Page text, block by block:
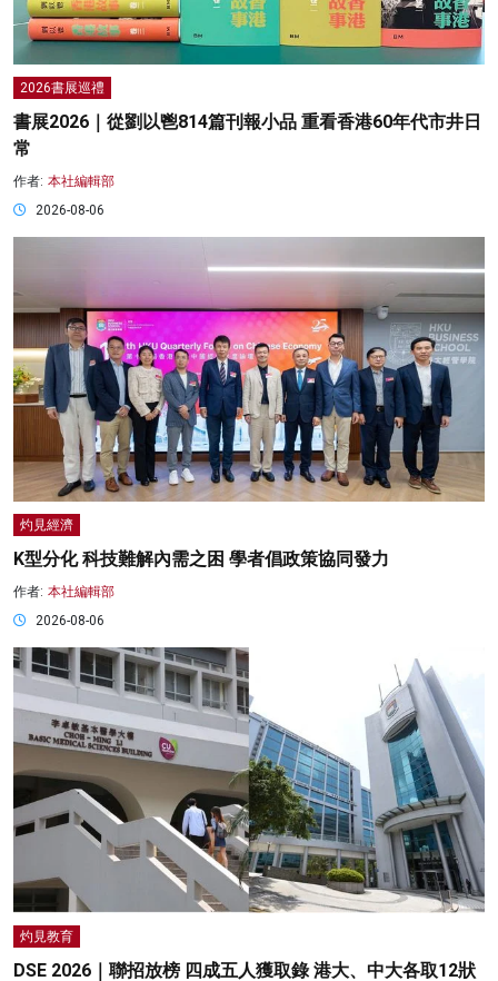
2026書展巡禮
書展2026｜從劉以鬯814篇刊報小品 重看香港60年代市井日
常
作者: 本社編輯部
2026-08-06
灼見經濟
K型分化 科技難解內需之困 學者倡政策協同發力
作者: 本社編輯部
2026-08-06
灼見教育
DSE 2026｜聯招放榜 四成五人獲取錄 港大、中大各取12狀